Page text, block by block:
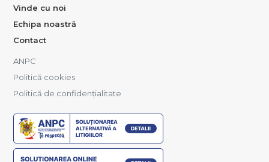
Vinde cu noi
Echipa noastră
Contact
ANPC
Politică cookies
Politică de confidențialitate